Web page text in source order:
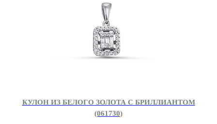
КУЛОН ИЗ БЕЛОГО ЗОЛОТА С БРИЛЛИАНТОМ
(061730)